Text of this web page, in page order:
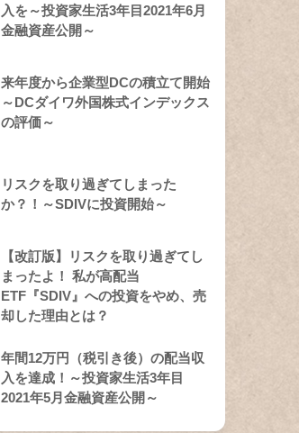
入を～投資家生活3年目2021年6月
金融資産公開～
来年度から企業型DCの積立て開始
～DCダイワ外国株式インデックス
の評価～
リスクを取り過ぎてしまった
か？！～SDIVに投資開始～
【改訂版】リスクを取り過ぎてし
まったよ！ 私が高配当
ETF『SDIV』への投資をやめ、売
却した理由とは？
年間12万円（税引き後）の配当収
入を達成！～投資家生活3年目
2021年5月金融資産公開～